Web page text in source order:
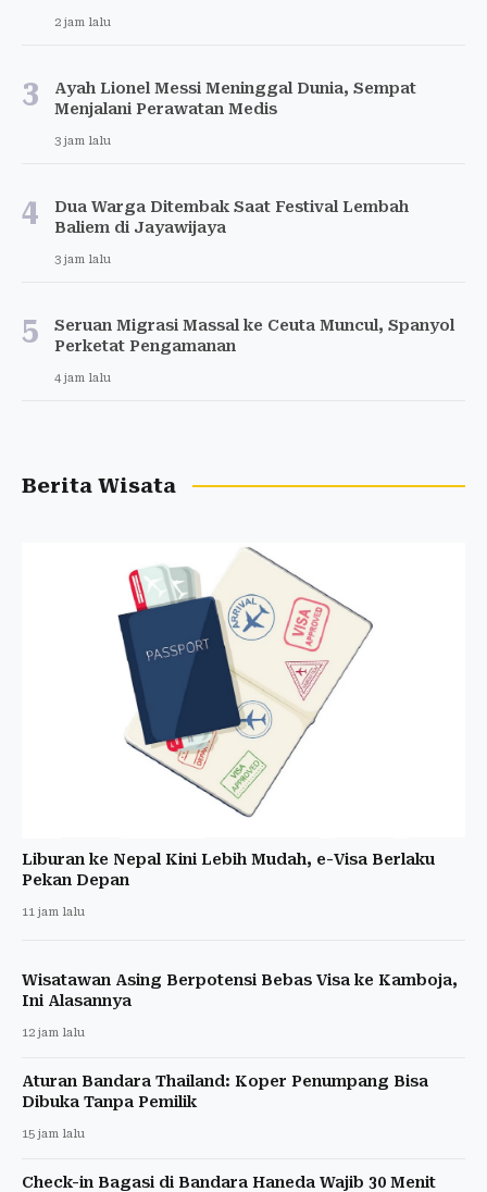
2 jam lalu
3
Ayah Lionel Messi Meninggal Dunia, Sempat
Menjalani Perawatan Medis
3 jam lalu
4
Dua Warga Ditembak Saat Festival Lembah
Baliem di Jayawijaya
3 jam lalu
5
Seruan Migrasi Massal ke Ceuta Muncul, Spanyol
Perketat Pengamanan
4 jam lalu
Berita Wisata
Liburan ke Nepal Kini Lebih Mudah, e-Visa Berlaku
Pekan Depan
11 jam lalu
Wisatawan Asing Berpotensi Bebas Visa ke Kamboja,
Ini Alasannya
12 jam lalu
Aturan Bandara Thailand: Koper Penumpang Bisa
Dibuka Tanpa Pemilik
15 jam lalu
Check-in Bagasi di Bandara Haneda Wajib 30 Menit